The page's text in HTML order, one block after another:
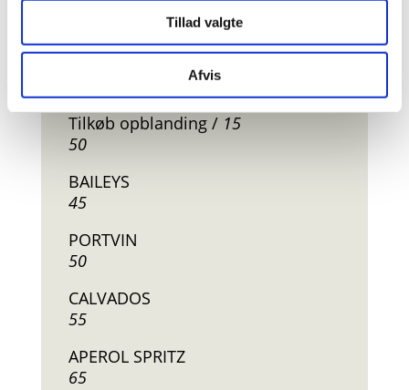
din brug af vores hjemmeside med vores partnere inden
for sociale medier, annonceringspartnere og
analysepartnere. Vores partnere kan kombinere disse
data med andre oplysninger, du har givet dem, eller som
de har indsamlet fra din brug af deres tjenester.
Tillad valgte
Afvis
GIN / VODKA / ROM / SNAPS
Tilkøb opblanding / 15
50
BAILEYS
45
PORTVIN
50
CALVADOS
55
APEROL SPRITZ
65